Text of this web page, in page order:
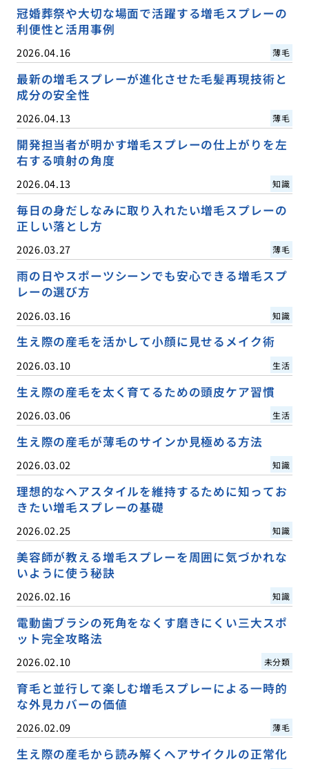
冠婚葬祭や大切な場面で活躍する増毛スプレーの
利便性と活用事例
2026.04.16 薄毛
最新の増毛スプレーが進化させた毛髪再現技術と
成分の安全性
2026.04.13 薄毛
開発担当者が明かす増毛スプレーの仕上がりを左
右する噴射の角度
2026.04.13 知識
毎日の身だしなみに取り入れたい増毛スプレーの
正しい落とし方
2026.03.27 薄毛
雨の日やスポーツシーンでも安心できる増毛スプ
レーの選び方
2026.03.16 知識
生え際の産毛を活かして小顔に見せるメイク術
2026.03.10 生活
生え際の産毛を太く育てるための頭皮ケア習慣
2026.03.06 生活
生え際の産毛が薄毛のサインか見極める方法
2026.03.02 知識
理想的なヘアスタイルを維持するために知ってお
きたい増毛スプレーの基礎
2026.02.25 知識
美容師が教える増毛スプレーを周囲に気づかれな
いように使う秘訣
2026.02.16 知識
電動歯ブラシの死角をなくす磨きにくい三大スポ
ット完全攻略法
2026.02.10 未分類
育毛と並行して楽しむ増毛スプレーによる一時的
な外見カバーの価値
2026.02.09 薄毛
生え際の産毛から読み解くヘアサイクルの正常化